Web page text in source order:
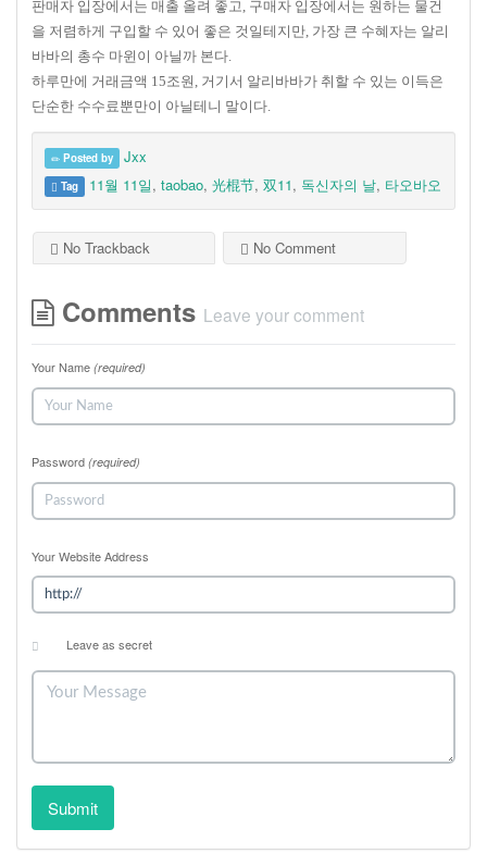
판매자 입장에서는 매출 올려 좋고, 구매자 입장에서는 원하는 물건
을 저렴하게 구입할 수 있어 좋은 것일테지만, 가장 큰 수혜자는 알리
바바의 총수 마윈이 아닐까 본다.
하루만에 거래금액 15조원, 거기서 알리바바가 취할 수 있는 이득은
단순한 수수료뿐만이 아닐테니 말이다.
Posted by Jxx
Tag 11월 11일, taobao, 光棍节, 双11, 독신자의 날, 타오바오
No Trackback No Comment
Comments Leave your comment
Your Name (required)
Password (required)
Your Website Address
Leave as secret
Submit